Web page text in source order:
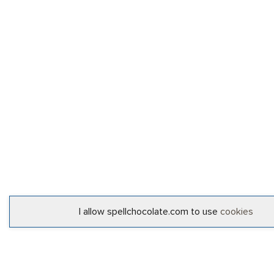
I allow spellchocolate.com to use cookies